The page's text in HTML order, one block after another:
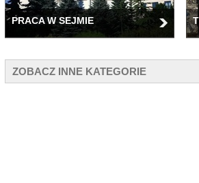
PRACA W SEJMIE
ZOBACZ INNE KATEGORIE